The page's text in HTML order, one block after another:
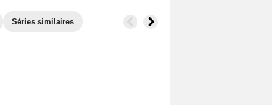
Séries similaires